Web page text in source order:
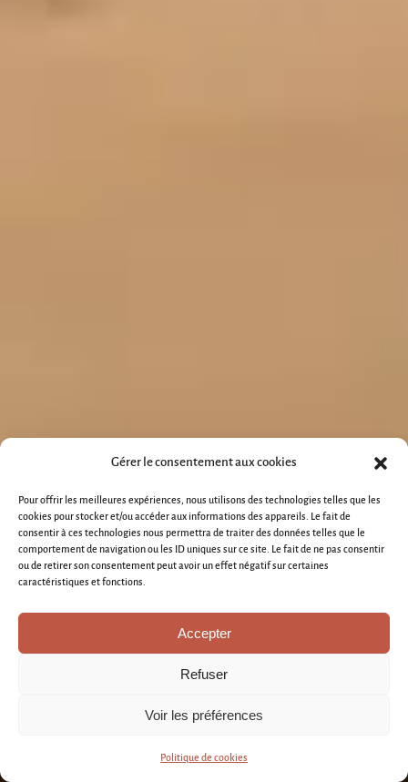
Gérer le consentement aux cookies
Pour offrir les meilleures expériences, nous utilisons des technologies telles que les
cookies pour stocker et/ou accéder aux informations des appareils. Le fait de
consentir à ces technologies nous permettra de traiter des données telles que le
comportement de navigation ou les ID uniques sur ce site. Le fait de ne pas consentir
ou de retirer son consentement peut avoir un effet négatif sur certaines
caractéristiques et fonctions.
Accepter
Refuser
Voir les préférences
Politique de cookies